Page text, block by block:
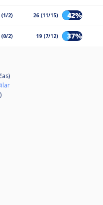
(1/2) 26 (11/15) 42%
(0/2) 19 (7/12) 37%
)